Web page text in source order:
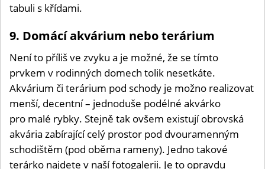
tabuli s křídami.
9. Domácí akvárium nebo terárium
Není to příliš ve zvyku a je možné, že se tímto
prvkem v rodinných domech tolik nesetkáte.
Akvárium či terárium pod schody je možno realizovat
menší, decentní – jednoduše podélné akvárko
pro malé rybky. Stejně tak ovšem existují obrovská
akvária zabírající celý prostor pod dvouramenným
schodištěm (pod oběma rameny). Jedno takové
terárko najdete v naší fotogalerii. Je to opravdu